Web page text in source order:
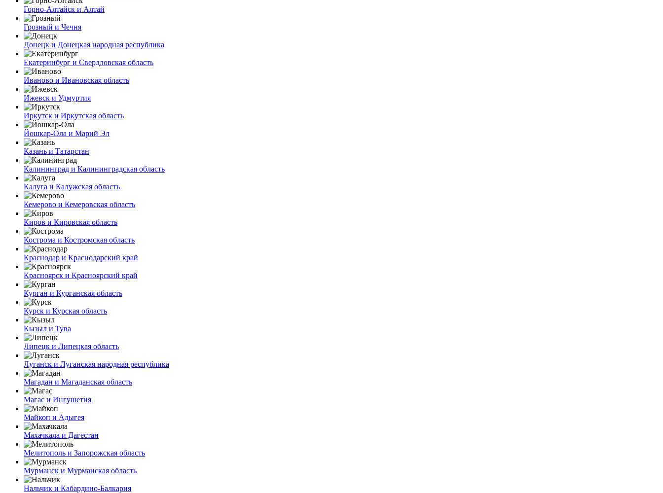
Горно-Алтайск и Алтай
Грозный и Чечня
Донецк и Донецкая народная республика
Екатеринбург и Свердловская область
Иваново и Ивановская область
Ижевск и Удмуртия
Иркутск и Иркутская область
Йошкар-Ола и Марий Эл
Казань и Татарстан
Калининград и Калининградская область
Калуга и Калужская область
Кемерово и Кемеровская область
Киров и Кировская область
Кострома и Костромская область
Краснодар и Краснодарский край
Красноярск и Красноярский край
Курган и Курганская область
Курск и Курская область
Кызыл и Тува
Липецк и Липецкая область
Луганск и Луганская народная республика
Магадан и Магаданская область
Магас и Ингушетия
Майкоп и Адыгея
Махачкала и Дагестан
Мелитополь и Запорожская область
Мурманск и Мурманская область
Нальчик и Кабардино-Балкария